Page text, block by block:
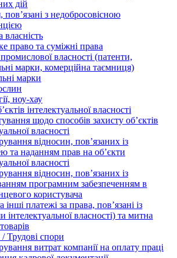
дій
з недобросовісною
власність
право та суміжні права
власності (патенти,
марки, комерційна таємниця)
марки
ноу-хау
інтелектуальної власності
щодо способів захисту об’єктів
власності
відносин, пов’язаних із
та наданням прав на об’єкти
власності
відносин, пов’язаних із
програмним забезпеченням в
користувача
інші платежі за права, пов’язані із
інтелектуальної власності) та митна
Трудові спори
витрат компанії на оплату праці